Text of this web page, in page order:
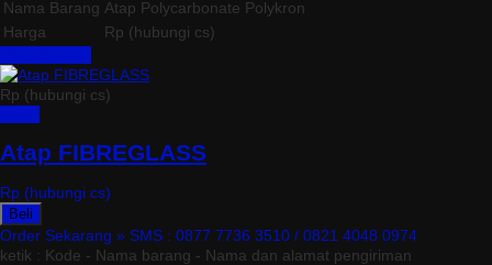
Nama Barang Atap Polycarbonate Polykron
Harga
Rp (hubungi cs)
Rp (hubungi cs)
Atap FIBREGLASS
Rp (hubungi cs)
Beli
Order Sekarang » SMS : 0877 7736 3510 / 0821 4048 0974
ketik : Kode - Nama barang - Nama dan alamat pengiriman